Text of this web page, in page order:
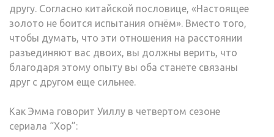
другу. Согласно китайской пословице, «Настоящее
золото не боится испытания огнём». Вместо того,
чтобы думать, что эти отношения на расстоянии
разъединяют вас двоих, вы должны верить, что
благодаря этому опыту вы оба станете связаны
друг с другом еще сильнее.
Как Эмма говорит Уиллу в четвертом сезоне
сериала “Хор”: